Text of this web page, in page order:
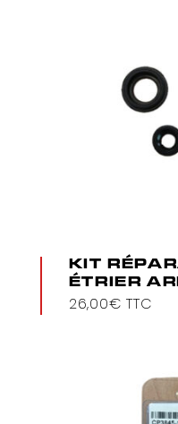
KIT
ÉTRIER
26,00€ TTC